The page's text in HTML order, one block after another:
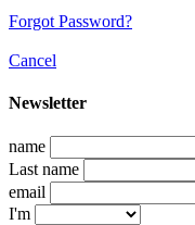
Forgot Password?
Cancel
Newsletter
name
Last name
email
I'm